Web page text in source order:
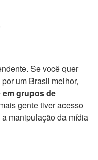
Se você quer
um Brasil melhor,
grupos de
gente tiver acesso
manipulação da mídia